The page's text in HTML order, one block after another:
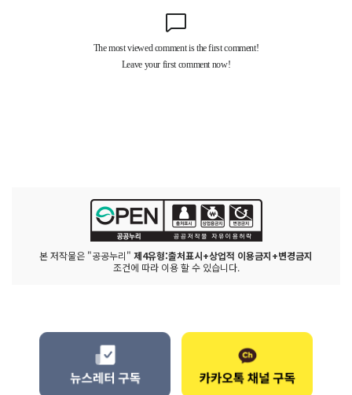
본 저작물은 "공공누리" 제4유형:출처표시+상업적 이용금지+변경금지
조건에 따라 이용 할 수 있습니다.